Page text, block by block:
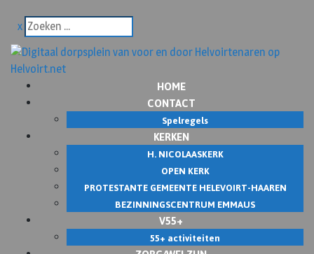
x
HOME
CONTACT
Spelregels
KERKEN
H. NICOLAASKERK
OPEN KERK
PROTESTANTE GEMEENTE HELEVOIRT-HAAREN
BEZINNINGSCENTRUM EMMAUS
V55+
55+ activiteiten